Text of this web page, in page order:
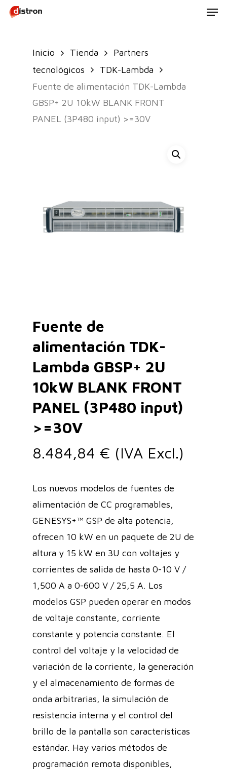
Skip
Inicio Tienda
Partners
tecnológicos
TDK-Lambda
Fuente de alimentación TDK-Lambda
GBSP+ 2U 10kW BLANK FRONT
PANEL (3P480 input) >=30V
Fuente de
alimentación TDK-
Lambda GBSP+ 2U
10kW BLANK FRONT
PANEL (3P480 input)
>=30V
8.484,84 € (IVA Excl.)
Los nuevos modelos de fuentes de
alimentación de CC programables,
GENESYS+™ GSP de alta potencia,
ofrecen 10 kW en un paquete de 2U de
altura y 15 kW en 3U con voltajes y
corrientes de salida de hasta 0-10 V /
1,500 A a 0-600 V / 25,5 A. Los
modelos GSP pueden operar en modos
de voltaje constante, corriente
constante y potencia constante. El
control del voltaje y la velocidad de
variación de la corriente, la generación
y el almacenamiento de formas de
onda arbitrarias, la simulación de
resistencia interna y el control del
brillo de la pantalla son características
estándar. Hay varios métodos de
programación remota disponibles,